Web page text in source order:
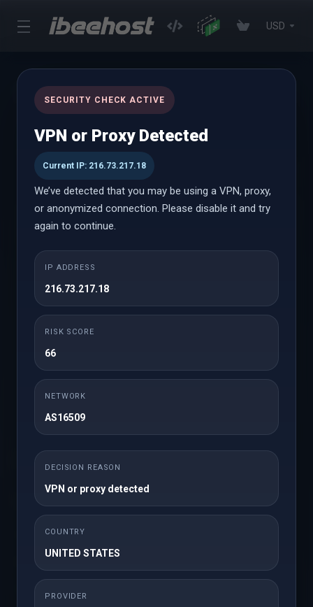
SECURITY CHECK ACTIVE
VPN or Proxy Detected
Current IP: 216.73.217.18
We’ve detected that you may be using a VPN, proxy,
or anonymized connection. Please disable it and try
again to continue.
IP ADDRESS
216.73.217.18
RISK SCORE
66
NETWORK
AS16509
DECISION REASON
VPN or proxy detected
COUNTRY
UNITED STATES
PROVIDER
USD
Статус сети
Просмотр RSS
Поддержка
Мои тикеты
Объявления
База знаний
Просмотр запланировано
Сейчас нет запланировано проблем с сетью